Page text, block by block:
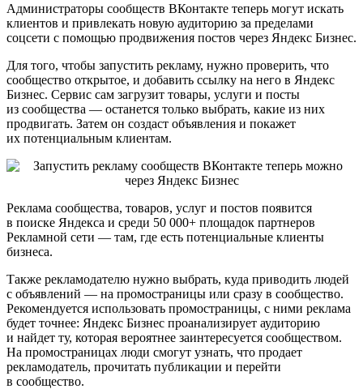
Администраторы сообществ ВКонтакте теперь могут искать
клиентов и привлекать новую аудиторию за пределами
соцсети с помощью продвижения постов через Яндекс Бизнес.
Для того, чтобы запустить рекламу, нужно проверить, что
сообщество открытое, и добавить ссылку на него в Яндекс
Бизнес. Сервис сам загрузит товары, услуги и посты
из сообщества — останется только выбрать, какие из них
продвигать. Затем он создаст объявления и покажет
их потенциальным клиентам.
Реклама сообщества, товаров, услуг и постов появится
в поиске Яндекса и среди 50 000+ площадок партнеров
Рекламной сети — там, где есть потенциальные клиенты
бизнеса.
Также рекламодателю нужно выбрать, куда приводить людей
с объявлений — на промостраницы или сразу в сообщество.
Рекомендуется использовать промостраницы, с ними реклама
будет точнее: Яндекс Бизнес проанализирует аудиторию
и найдет ту, которая вероятнее заинтересуется сообществом.
На промостраницах люди смогут узнать, что продает
рекламодатель, прочитать публикации и перейти
в сообщество.